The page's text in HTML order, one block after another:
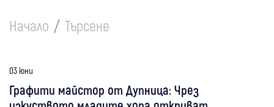
Начало Търсене
03 юни
Графити майстор от Дупница: Чрез